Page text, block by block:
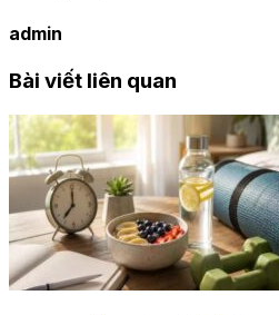
admin
Bài viết liên quan